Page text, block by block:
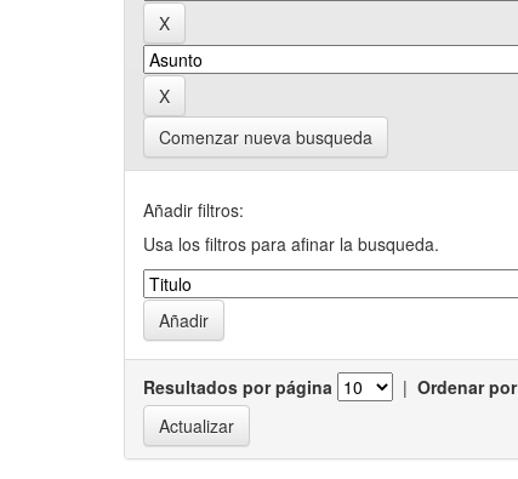
Comenzar nueva busqueda
Añadir filtros:
Usa los filtros para afinar la busqueda.
Resultados por página | Ordenar por